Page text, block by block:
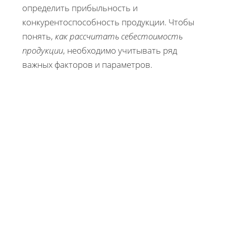
определить прибыльность и
конкурентоспособность продукции. Чтобы
понять, как рассчитать себестоимость
продукции, необходимо учитывать ряд
важных факторов и параметров.